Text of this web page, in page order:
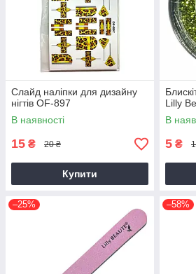
Слайд наліпки для дизайну
нігтів OF-897
В наявності
15 ₴ 20 ₴
Купити
Lilly
В
5 ₴
–25% –58%